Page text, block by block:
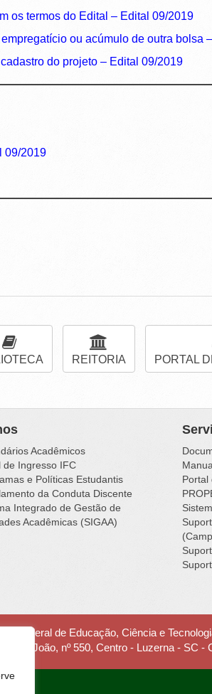
os termos do Edital – Edital 09/2019
ou acúmulo de outra bolsa
do projeto – Edital 09/2019
09/2019
REITORIA PORTAL
Acadêmicos
de Ingresso IFC
e Políticas Estudantis
da Conduta Discente
Integrado de Gestão de
Acadêmicas (SIGAA)
Portal
Federal de Educação, Ciência e
Frei João, nº 550, Centro - Luzerna - SC